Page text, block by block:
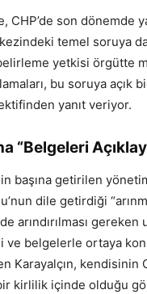
CHP’de son dönemde
temel soruya
yetkisi örgütte
bu soruya açık
yanıt veriyor.
“Belgeleri
başına getirilen
dile getirdiği
arındırılması gereken
ve belgelerle ortaya
Karayalçın, kendisinin
kirlilik içinde olduğu